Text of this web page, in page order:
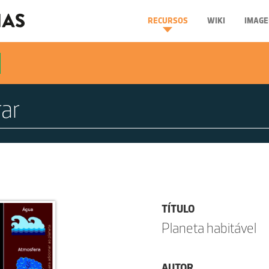
RECURSOS WIKI
TÍTULO
Planeta habitável